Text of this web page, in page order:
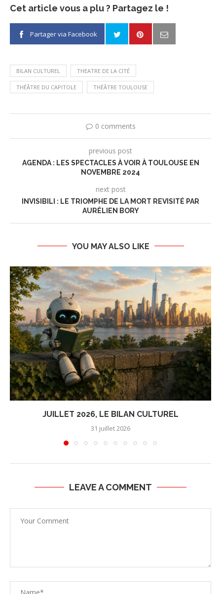
Cet article vous a plu ? Partagez le !
Partager via Facebook
BILAN CULTUREL THEATRE DE LA CITÉ
THÉÂTRE DU CAPITOLE THÉÂTRE TOULOUSE
0 comments
previous post
AGENDA : LES SPECTACLES À VOIR À TOULOUSE EN
NOVEMBRE 2024
next post
INVISIBILI : LE TRIOMPHE DE LA MORT REVISITÉ PAR
AURÉLIEN BORY
YOU MAY ALSO LIKE
JUILLET 2026, LE BILAN CULTUREL
31 juillet 2026
LEAVE A COMMENT